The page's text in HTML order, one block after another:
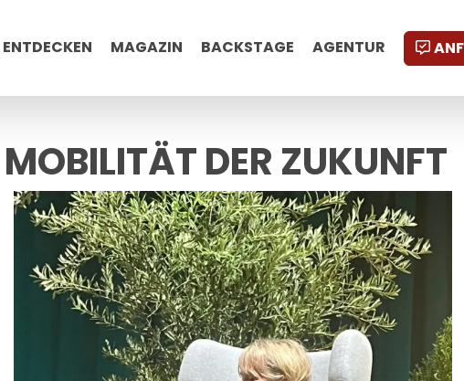
ENTDECKEN MAGAZIN BACKSTAGE AGENTUR
DER ZUKUNFT